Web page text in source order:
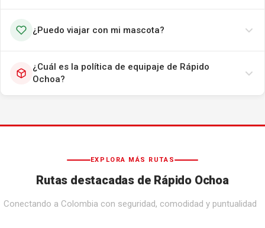
¿Puedo viajar con mi mascota?
¿Cuál es la política de equipaje de Rápido
Ochoa?
EXPLORA MÁS RUTAS
Rutas destacadas de Rápido Ochoa
Conectando a Colombia con seguridad, comodidad y puntualidad